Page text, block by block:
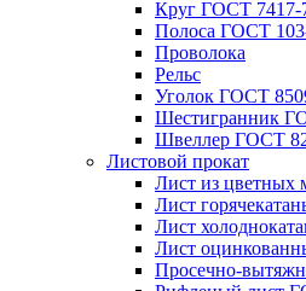
Круг ГОСТ
Полоса ГОСТ
Проволока
Рельс
Уголок ГОСТ
Шестигранник
Швеллер ГОСТ
Листовой прокат
Лист из цветных
Лист
Лист
Лист
Просечно-